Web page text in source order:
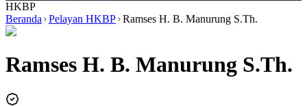
HKBP
Beranda
Pelayan HKBP Ramses H. B. Manurung S.Th.
Ramses H. B. Manurung S.Th.